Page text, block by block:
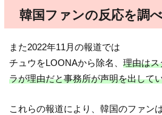
韓国ファンの反応を調
また2022年11月の報道では
チュウをLOONAから除名、理由は
ラが理由だと事務所が声明を出して
これらの報道により、韓国のファン